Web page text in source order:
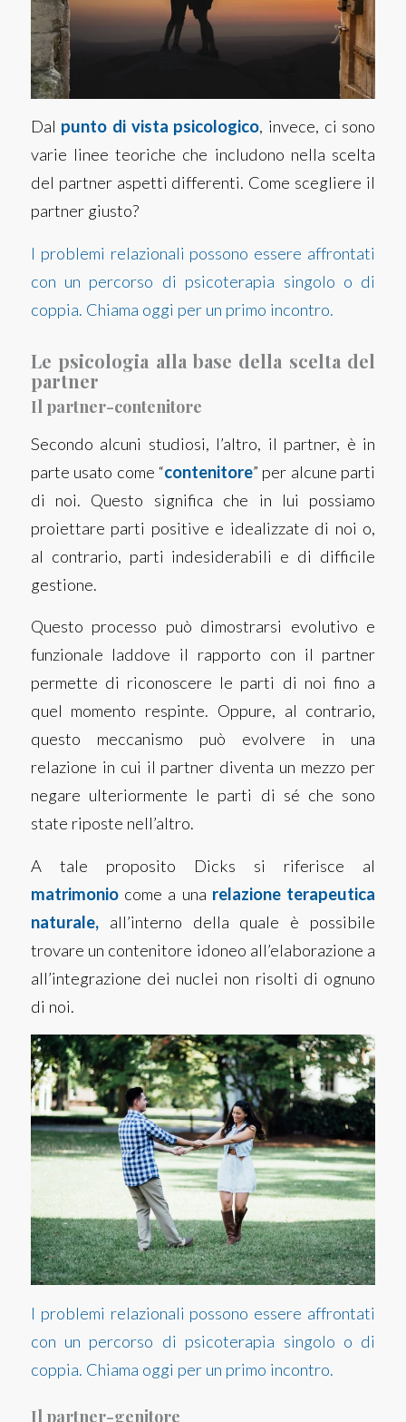
Dal punto di vista psicologico, invece, ci sono
varie linee teoriche che includono nella scelta
del partner aspetti differenti. Come scegliere il
partner giusto?
I problemi relazionali possono essere affrontati
con un percorso di psicoterapia singolo o di
coppia. Chiama oggi per un primo incontro.
Le psicologia alla base della scelta del
partner
Il partner-contenitore
Secondo alcuni studiosi, l’altro, il partner, è in
parte usato come “contenitore” per alcune parti
di noi. Questo significa che in lui possiamo
proiettare parti positive e idealizzate di noi o,
al contrario, parti indesiderabili e di difficile
gestione.
Questo processo può dimostrarsi evolutivo e
funzionale laddove il rapporto con il partner
permette di riconoscere le parti di noi fino a
quel momento respinte. Oppure, al contrario,
questo meccanismo può evolvere in una
relazione in cui il partner diventa un mezzo per
negare ulteriormente le parti di sé che sono
state riposte nell’altro.
A tale proposito Dicks si riferisce al
matrimonio come a una relazione terapeutica
naturale,all’interno della quale è possibile
trovare un contenitore idoneo all’elaborazione a
all’integrazione dei nuclei non risolti di ognuno
di noi.
I problemi relazionali possono essere affrontati
con un percorso di psicoterapia singolo o di
coppia. Chiama oggi per un primo incontro.
Il partner-genitore